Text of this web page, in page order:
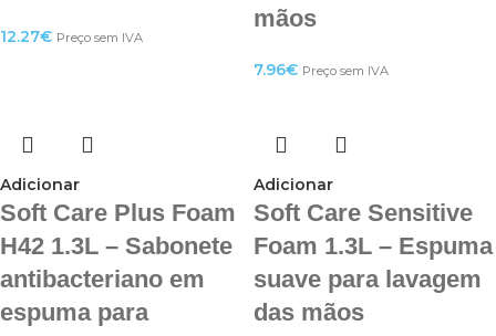
12.27€ Preço sem IVA
mãos
7.96€ Preço sem IVA
Adicionar
Soft Care Plus Foam
H42 1.3L – Sabonete
antibacteriano em
espuma para
Adicionar
Soft Care Sensitive
Foam 1.3L – Espuma
suave para lavagem
das mãos